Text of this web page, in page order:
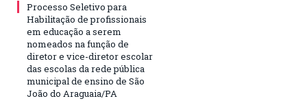
Processo Seletivo para
Habilitação de profissionais
em educação a serem
nomeados na função de
diretor e vice-diretor escolar
das escolas da rede pública
municipal de ensino de São
João do Araguaia/PA